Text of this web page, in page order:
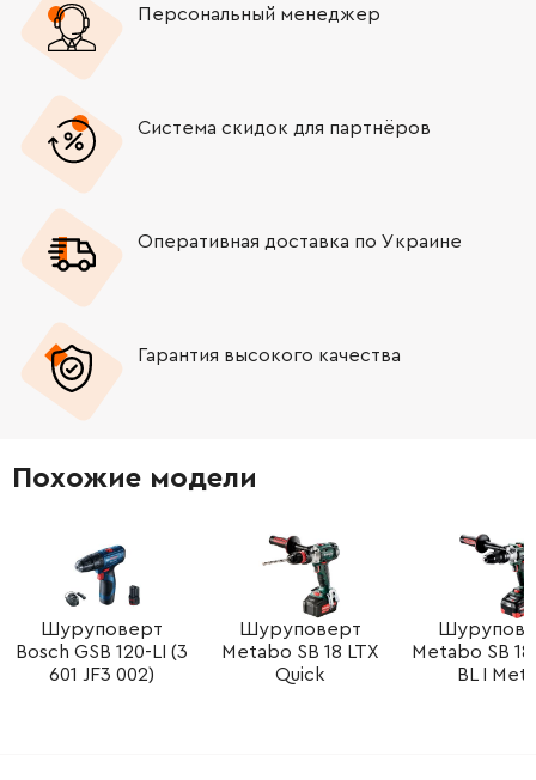
Персональный менеджер
Система скидок для партнёров
Оперативная доставка по Украине
Гарантия высокого качества
Похожие модели
Шуруповерт
Bosch GSB 120-LI (3
601 JF3 002)
Шуруповерт
Metabo SB 18 LTX
Quick
Metabo SB 18
BL I